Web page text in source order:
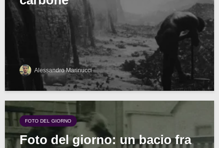
Alessandro Marinucci
FOTO DEL GIORNO
Foto del giorno: un bacio fra